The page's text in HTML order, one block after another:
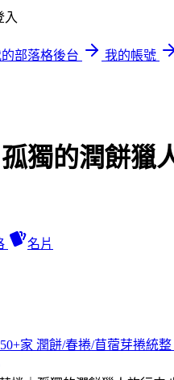
入
部落格後台
我的帳號
獨的潤餅獵
名片
家 潤餅/春捲/苜蓿芽捲統